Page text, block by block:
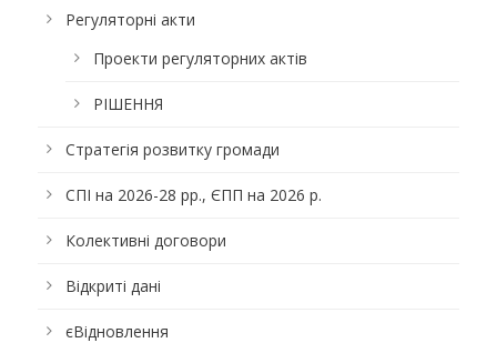
Регуляторні акти
Проекти регуляторних актів
РІШЕННЯ
Стратегія розвитку громади
СПІ на 2026-28 рр., ЄПП на 2026 р.
Колективні договори
Відкриті дані
єВідновлення